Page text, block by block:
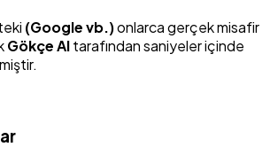
(Google vb.)onlarca gerçek misafir
Gökçe AItarafından saniyeler içinde